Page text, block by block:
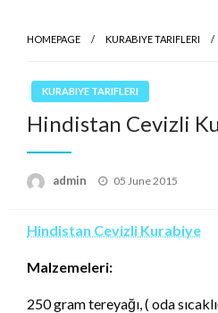
HOMEPAGE KURABIYE TARIFLERI
KURABIYE TARIFLERI
Hindistan Cevizli
admin
Posted
05 June 2015
Hindistan Cevizli Kurabiye
Malzemeleri:
250 gram tereyağı, ( oda